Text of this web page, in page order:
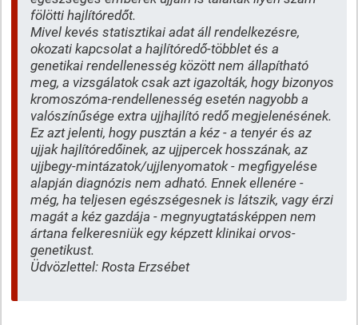
fölötti hajlítóredőt.
Mivel kevés statisztikai adat áll rendelkezésre,
okozati kapcsolat a hajlítóredő-többlet és a
genetikai rendellenesség között nem állapítható
meg, a vizsgálatok csak azt igazolták, hogy bizonyos
kromoszóma-rendellenesség esetén nagyobb a
valószínűsége extra ujjhajlító redő megjelenésének.
Ez azt jelenti, hogy pusztán a kéz - a tenyér és az
ujjak hajlítóredőinek, az ujjpercek hosszának, az
ujjbegy-mintázatok/ujjlenyomatok - megfigyelése
alapján diagnózis nem adható. Ennek ellenére -
még, ha teljesen egészségesnek is látszik, vagy érzi
magát a kéz gazdája - megnyugtatásképpen nem
ártana felkeresniük egy képzett klinikai orvos-
genetikust.
Üdvözlettel: Rosta Erzsébet